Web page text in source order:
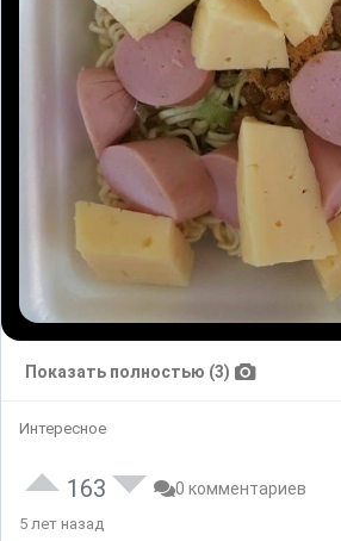
Показать полностью (3)
Интересное
163 0 комментариев
5 лет назад